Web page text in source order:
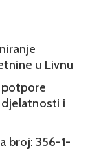
u Livnu
potpore
i
broj: 356-1-